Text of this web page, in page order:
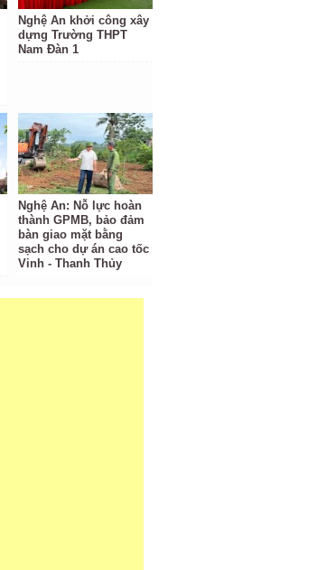
Nghệ An khởi công xây
dựng Trường THPT
Nam Đàn 1
Nghệ An: Nỗ lực hoàn
thành GPMB, bảo đảm
bàn giao mặt bằng
sạch cho dự án cao tốc
Vinh - Thanh Thủy